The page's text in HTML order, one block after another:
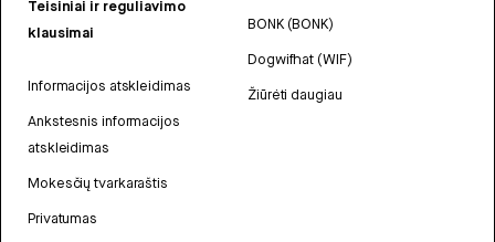
Teisiniai ir reguliavimo
klausimai
Informacijos atskleidimas
Ankstesnis informacijos
atskleidimas
Mokesčių tvarkaraštis
Privatumas
BONK (BONK)
Dogwifhat (WIF)
Žiūrėti daugiau